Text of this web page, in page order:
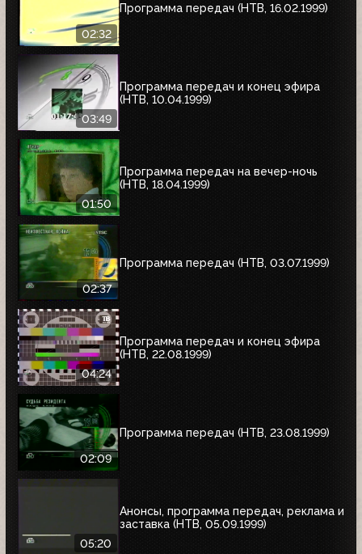
02:32
Программа передач (НТВ, 16.02.1999)
03:49
Программа передач и конец эфира
(НТВ, 10.04.1999)
01:50
Программа передач на вечер-ночь
(НТВ, 18.04.1999)
02:37
Программа передач (НТВ, 03.07.1999)
04:24
Программа передач и конец эфира
(НТВ, 22.08.1999)
02:09
Программа передач (НТВ, 23.08.1999)
05:20
Анонсы, программа передач, реклама и
заставка (НТВ, 05.09.1999)